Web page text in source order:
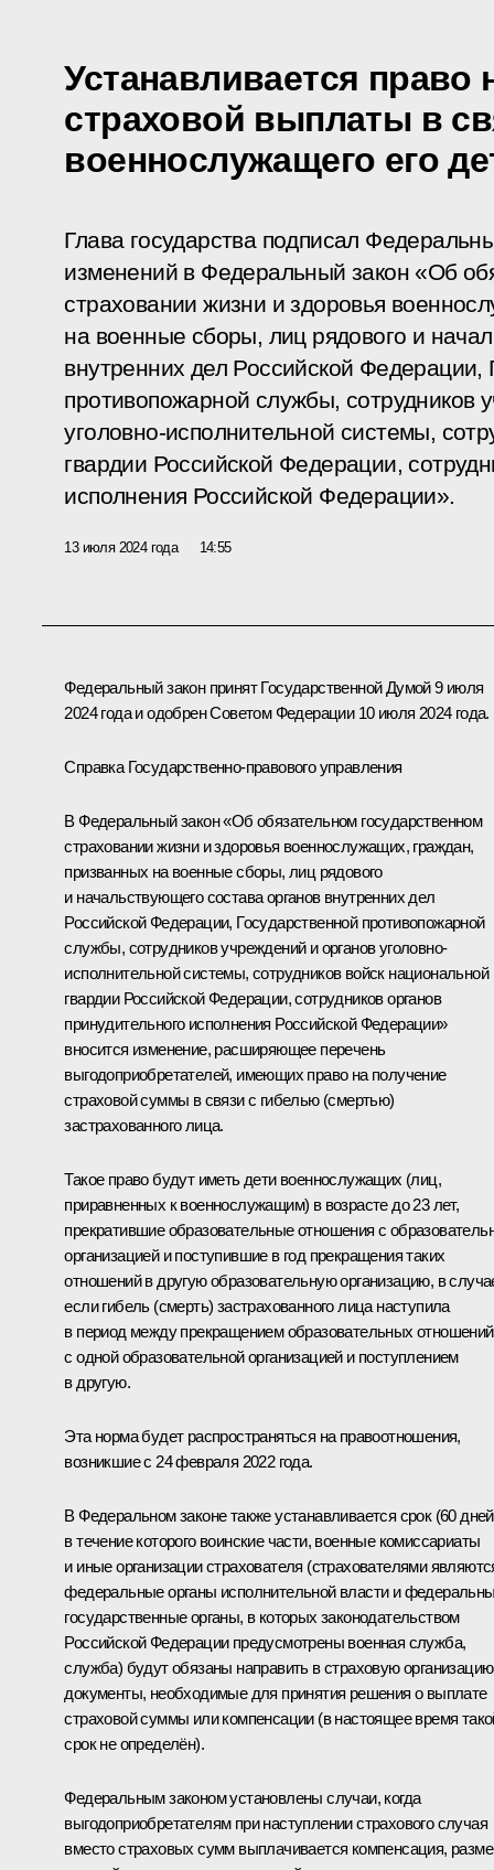
Устанавливается право
страховой выплаты в
военнослужащего его
Глава государства подписал
изменений в Федеральный закон «Об
страховании жизни и здоровья
на военные сборы, лиц рядового и
внутренних дел Российской Федерации,
противопожарной службы, сотрудников
уголовно-исполнительной системы,
гвардии Российской Федерации,
исполнения Российской Федерации».
13 июля 2024 года 14:55
Федеральный закон принят Государственной Думой 9 июля
2024 года и одобрен Советом Федерации 10 июля 2024 года.
Справка Государственно-правового управления
В Федеральный закон «Об обязательном государственном
страховании жизни и здоровья военнослужащих, граждан,
призванных на военные сборы, лиц рядового
и начальствующего состава органов внутренних дел
Российской Федерации, Государственной противопожарной
службы, сотрудников учреждений и органов уголовно-
исполнительной системы, сотрудников войск национальной
гвардии Российской Федерации, сотрудников органов
принудительного исполнения Российской Федерации»
вносится изменение, расширяющее перечень
выгодоприобретателей, имеющих право на получение
страховой суммы в связи с гибелью (смертью)
застрахованного лица.
Такое право будут иметь дети военнослужащих (лиц,
приравненных к военнослужащим) в возрасте до 23 лет,
прекратившие образовательные отношения с
организацией и поступившие в год прекращения таких
отношений в другую образовательную организацию, в
если гибель (смерть) застрахованного лица наступила
в период между прекращением образовательных отношений
с одной образовательной организацией и поступлением
в другую.
Эта норма будет распространяться на правоотношения,
возникшие с 24 февраля 2022 года.
В Федеральном законе также устанавливается срок (60
в течение которого воинские части, военные комиссариаты
и иные организации страхователя (страхователями
федеральные органы исполнительной власти и
государственные органы, в которых законодательством
Российской Федерации предусмотрены военная служба,
служба) будут обязаны направить в страховую организацию
документы, необходимые для принятия решения о выплате
страховой суммы или компенсации (в настоящее время
срок не определён).
Федеральным законом установлены случаи, когда
выгодоприобретателям при наступлении страхового случая
вместо страховых сумм выплачивается компенсация,